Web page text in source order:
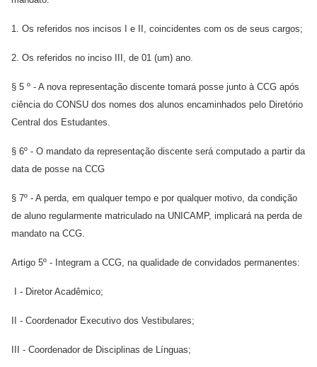
1. Os referidos nos incisos I e II, coincidentes com os de seus cargos;
2. Os referidos no inciso III, de 01 (um) ano.
§ 5 º - A nova representação discente tomará posse junto à CCG após
ciência do CONSU dos nomes dos alunos encaminhados pelo Diretório
Central dos Estudantes.
§ 6º - O mandato da representação discente será computado a partir da
data de posse na CCG
§ 7º - A perda, em qualquer tempo e por qualquer motivo, da condição
de aluno regularmente matriculado na UNICAMP, implicará na perda de
mandato na CCG.
Artigo 5º - Integram a CCG, na qualidade de convidados permanentes:
I - Diretor Acadêmico;
II - Coordenador Executivo dos Vestibulares;
III - Coordenador de Disciplinas de Línguas;